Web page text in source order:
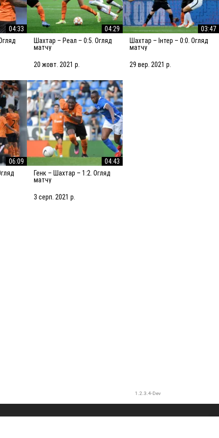
04:33
04:29
Шахтар – Реал – 0:5. Огляд
матчу
20 жовт. 2021 р.
03:47
Шахтар – Інтер – 0:0. Огляд
матчу
29 вер. 2021 р.
06:09
04:43
Генк – Шахтар – 1:2. Огляд
матчу
3 серп. 2021 р.